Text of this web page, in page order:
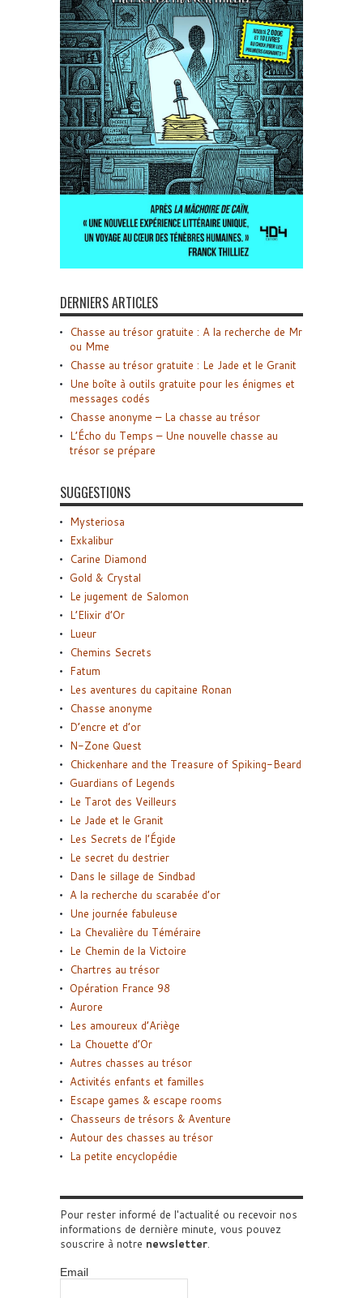
DERNIERS ARTICLES
Chasse au trésor gratuite : A la recherche de Mr
ou Mme
Chasse au trésor gratuite : Le Jade et le Granit
Une boîte à outils gratuite pour les énigmes et
messages codés
Chasse anonyme – La chasse au trésor
L’Écho du Temps – Une nouvelle chasse au
trésor se prépare
SUGGESTIONS
Mysteriosa
Exkalibur
Carine Diamond
Gold & Crystal
Le jugement de Salomon
L’Elixir d’Or
Lueur
Chemins Secrets
Fatum
Les aventures du capitaine Ronan
Chasse anonyme
D’encre et d’or
N-Zone Quest
Chickenhare and the Treasure of Spiking-Beard
Guardians of Legends
Le Tarot des Veilleurs
Le Jade et le Granit
Les Secrets de l’Égide
Le secret du destrier
Dans le sillage de Sindbad
A la recherche du scarabée d’or
Une journée fabuleuse
La Chevalière du Téméraire
Le Chemin de la Victoire
Chartres au trésor
Opération France 98
Aurore
Les amoureux d’Ariège
La Chouette d’Or
Autres chasses au trésor
Activités enfants et familles
Escape games & escape rooms
Chasseurs de trésors & Aventure
Autour des chasses au trésor
La petite encyclopédie
Pour rester informé de l'actualité ou recevoir nos
informations de dernière minute, vous pouvez
souscrire à notre newsletter.
Email